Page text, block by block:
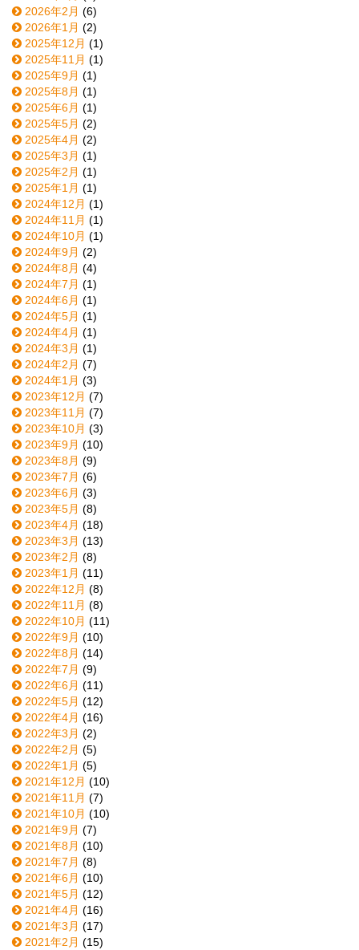
2026年2月 (6)
2026年1月 (2)
2025年12月 (1)
2025年11月 (1)
2025年9月 (1)
2025年8月 (1)
2025年6月 (1)
2025年5月 (2)
2025年4月 (2)
2025年3月 (1)
2025年2月 (1)
2025年1月 (1)
2024年12月 (1)
2024年11月 (1)
2024年10月 (1)
2024年9月 (2)
2024年8月 (4)
2024年7月 (1)
2024年6月 (1)
2024年5月 (1)
2024年4月 (1)
2024年3月 (1)
2024年2月 (7)
2024年1月 (3)
2023年12月 (7)
2023年11月 (7)
2023年10月 (3)
2023年9月 (10)
2023年8月 (9)
2023年7月 (6)
2023年6月 (3)
2023年5月 (8)
2023年4月 (18)
2023年3月 (13)
2023年2月 (8)
2023年1月 (11)
2022年12月 (8)
2022年11月 (8)
2022年10月 (11)
2022年9月 (10)
2022年8月 (14)
2022年7月 (9)
2022年6月 (11)
2022年5月 (12)
2022年4月 (16)
2022年3月 (2)
2022年2月 (5)
2022年1月 (5)
2021年12月 (10)
2021年11月 (7)
2021年10月 (10)
2021年9月 (7)
2021年8月 (10)
2021年7月 (8)
2021年6月 (10)
2021年5月 (12)
2021年4月 (16)
2021年3月 (17)
2021年2月 (15)